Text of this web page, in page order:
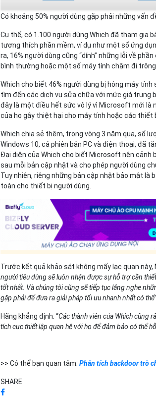
Có khoảng 50% người dùng gặp phải những vấn
Cụ thể, có 1.100 người dùng Which đã tham gia
tương thích phần mềm, ví dụ như một số ứng
ra, 16% người dùng cũng “dính” những lỗi về
bình thường hoặc một số máy tính chậm đi
Which cho biết 46% người dùng bị hỏng máy tính
tìm đến các dịch vụ sửa chữa với mức giá trung
đây là một điều hết sức vô lý vì Microsoft mới là
của họ gây thiệt hại cho máy tính hoặc các thiết
Which chia sẻ thêm, trong vòng 3 năm qua, số
Windows 10, cả phiên bản PC và điện thoại, đã
Đại diện của Which cho biết Microsoft nên cảnh
sau mỗi bản cập nhật và cho phép người dùng
Tuy nhiên, riêng những bản cập nhật bảo mật là
toàn cho thiết bị người dùng.
Trước kết quả khảo sát không mấy lạc quan
người tiêu dùng sẽ luôn nhận được sự hỗ trợ cần
tốt nhất. Và chúng tôi cũng sẽ tiếp tục lắng nghe
gặp phải để đưa ra giải pháp tối ưu nhanh nhất có thể
Hãng khẳng định: “Các thành viên của Which cũng
tích cực thiết lập quan hệ với họ để đảm bảo có thể
>> Có thể bạn quan tâm:Phân tích backdoor trò
SHARE